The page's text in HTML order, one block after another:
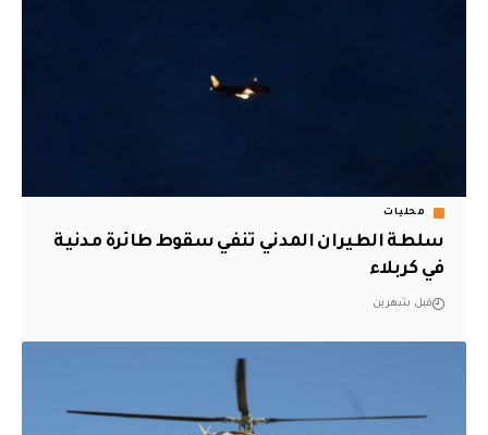
محليات
سلطة الطيران المدني تنفي سقوط طائرة مدنية
في كربلاء
قبل شهرين